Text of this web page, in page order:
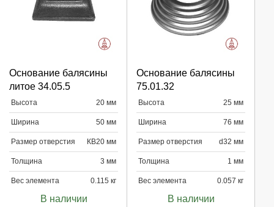
Основание балясины
литое 34.05.5
Высота 20 мм
Ширина 50 мм
Размер отверстия КВ20 мм
Толщина 3 мм
Вес элемента 0.115 кг
В наличии
Отмена
Основание балясины
75.01.32
Высота 25 мм
Ширина 76 мм
Размер отверстия d32 мм
Толщина 1 мм
Вес элемента 0.057 кг
В наличии
Отмена